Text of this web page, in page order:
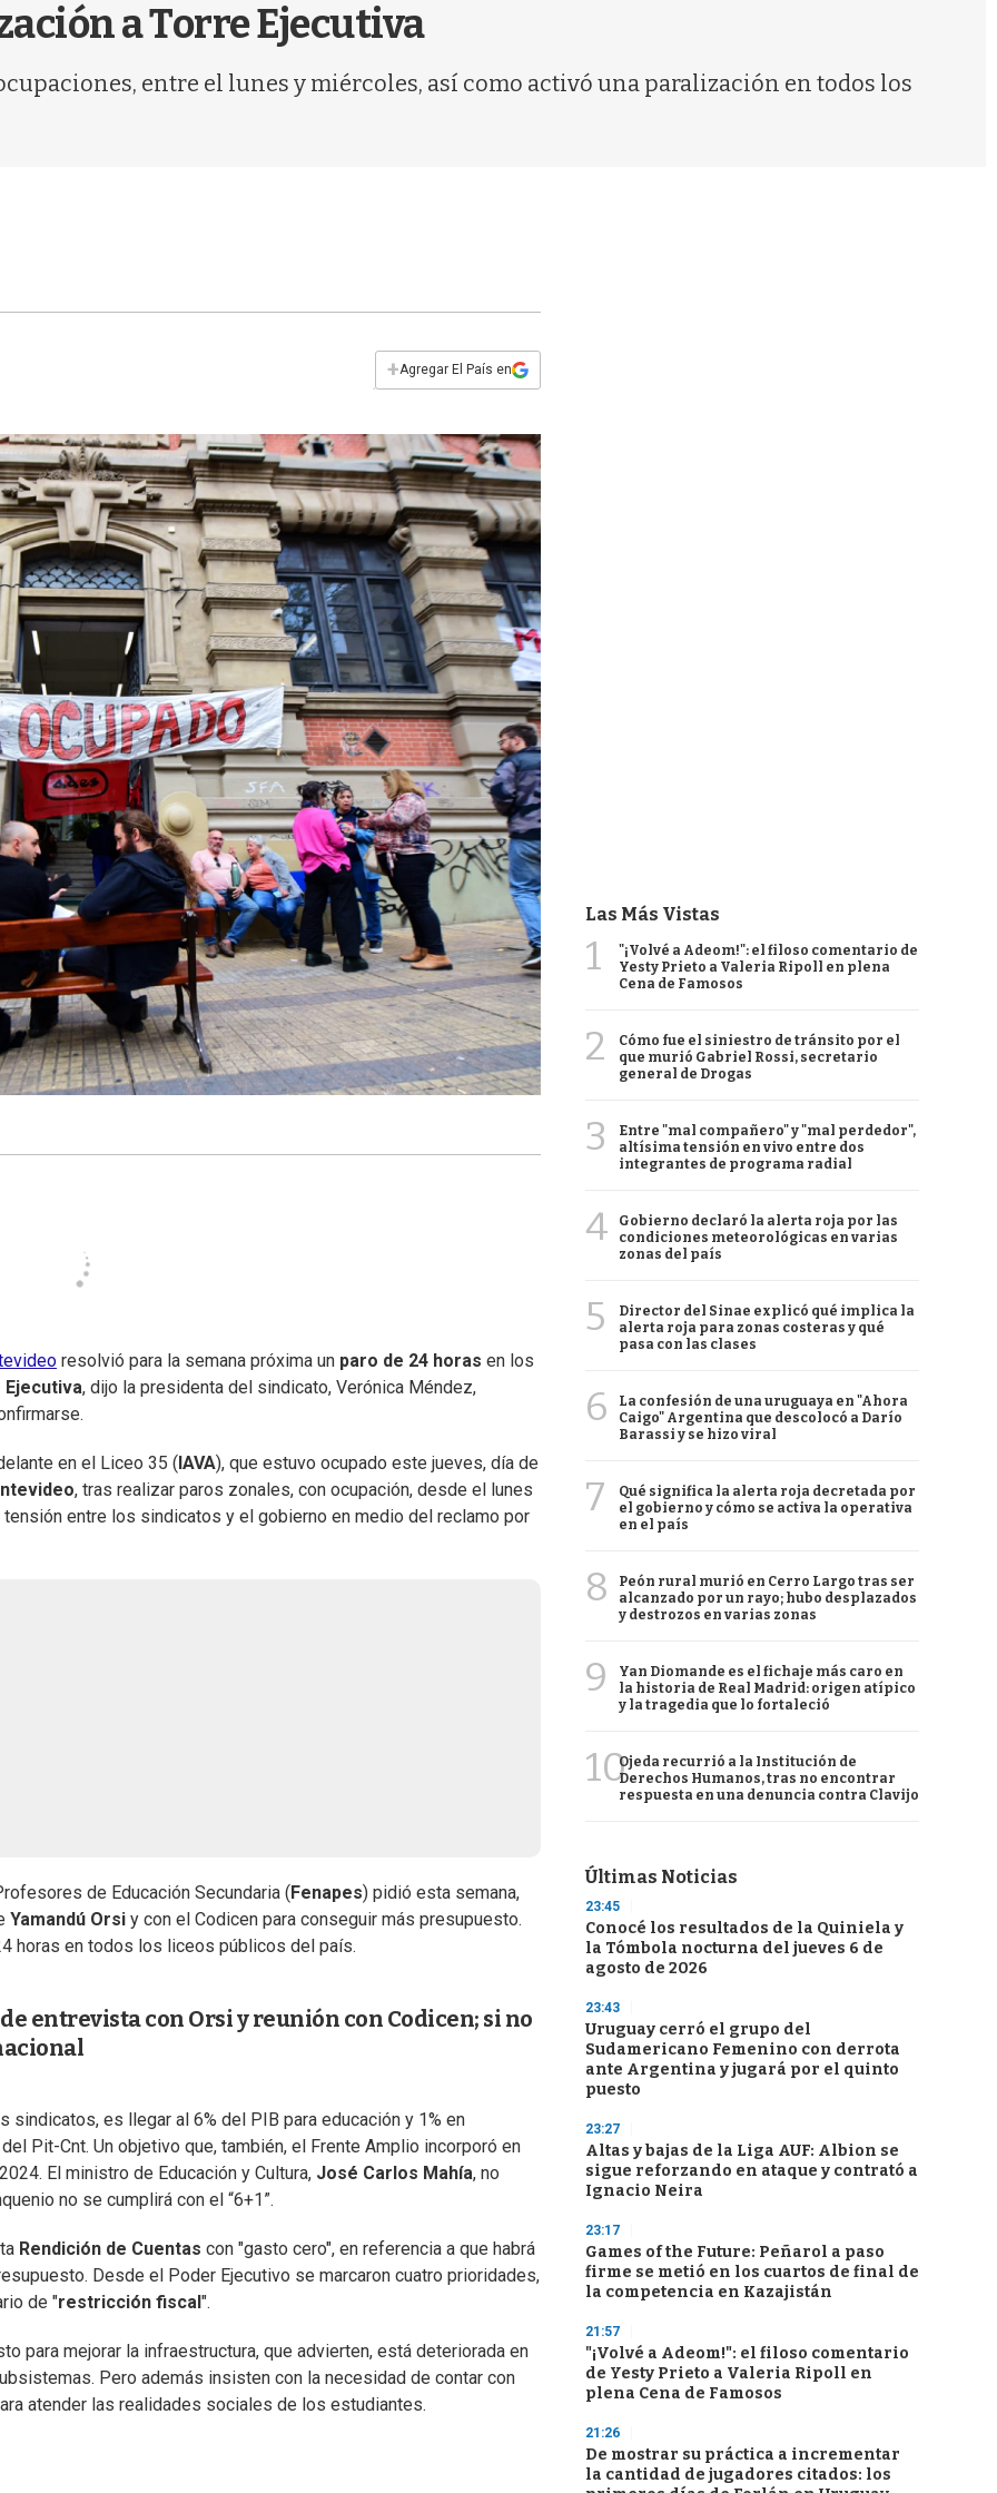
a Torre Ejecutiva
entre el lunes y miércoles, así como activó una paralización en todos los
+Agregar El País en
resolvió para la semana próxima un paro de 24 horas en los
, dijo la presidenta del sindicato, Verónica Méndez,
en el Liceo 35 ( IAVA), que estuvo ocupado este jueves, día de
, tras realizar paros zonales, con ocupación, desde el lunes
entre los sindicatos y el gobierno en medio del reclamo por
de Educación Secundaria ( Fenapes) pidió esta semana,
Yamandú Orsi y con el Codicen para conseguir más presupuesto.
horas en todos los liceos públicos del país.
entrevista con Orsi y reunión con Codicen; si no
sindicatos, es llegar al 6% del PIB para educación y 1% en
Pit-Cnt. Un objetivo que, también, el Frente Amplio incorporó en
El ministro de Educación y Cultura, José Carlos Mahía, no
no se cumplirá con el “6+1”.
Rendición de Cuentas con "gasto cero", en referencia a que habrá
Desde el Poder Ejecutivo se marcaron cuatro prioridades,
de "restricción fiscal ".
para mejorar la infraestructura, que advierten, está deteriorada en
Pero además insisten con la necesidad de contar con
atender las realidades sociales de los estudiantes.
Las Más Vistas
1
"¡Volvé a Adeom!": el filoso comentario de
Yesty Prieto a Valeria Ripoll en plena
Cena de Famosos
2
Cómo fue el siniestro de tránsito por el
que murió Gabriel Rossi, secretario
general de Drogas
3
Entre "mal compañero" y "mal perdedor",
altísima tensión en vivo entre dos
integrantes de programa radial
4
Gobierno declaró la alerta roja por las
condiciones meteorológicas en varias
zonas del país
5
Director del Sinae explicó qué implica la
alerta roja para zonas costeras y qué
pasa con las clases
6
La confesión de una uruguaya en "Ahora
Caigo" Argentina que descolocó a Darío
Barassi y se hizo viral
7
Qué significa la alerta roja decretada por
el gobierno y cómo se activa la operativa
en el país
8
Peón rural murió en Cerro Largo tras ser
alcanzado por un rayo; hubo desplazados
y destrozos en varias zonas
9
Yan Diomande es el fichaje más caro en
la historia de Real Madrid: origen atípico
y la tragedia que lo fortaleció
10Ojeda recurrió a la Institución de
Derechos Humanos, tras no encontrar
respuesta en una denuncia contra Clavijo
Últimas Noticias
23:45
Conocé los resultados de la Quiniela y
la Tómbola nocturna del jueves 6 de
agosto de 2026
23:43
Uruguay cerró el grupo del
Sudamericano Femenino con derrota
ante Argentina y jugará por el quinto
puesto
23:27
Altas y bajas de la Liga AUF: Albion se
sigue reforzando en ataque y contrató a
Ignacio Neira
23:17
Games of the Future: Peñarol a paso
firme se metió en los cuartos de final de
la competencia en Kazajistán
21:57
"¡Volvé a Adeom!": el filoso comentario
de Yesty Prieto a Valeria Ripoll en
plena Cena de Famosos
21:26
De mostrar su práctica a incrementar
la cantidad de jugadores citados: los